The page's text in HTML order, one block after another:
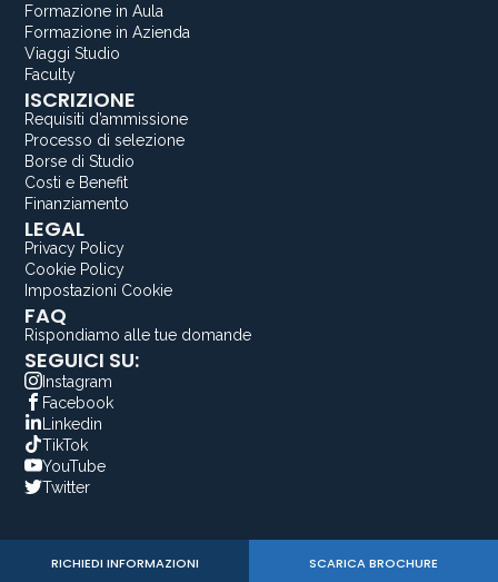
Formazione in Aula
Formazione in Azienda
Viaggi Studio
Faculty
ISCRIZIONE
Requisiti d’ammissione
Processo di selezione
Borse di Studio
Costi e Benefit
Finanziamento
LEGAL
Privacy Policy
Cookie Policy
Impostazioni Cookie
FAQ
Rispondiamo alle tue domande
SEGUICI SU:
Instagram
Facebook
Linkedin
TikTok
YouTube
Twitter
RICHIEDI INFORMAZIONI SCARICA BROCHURE